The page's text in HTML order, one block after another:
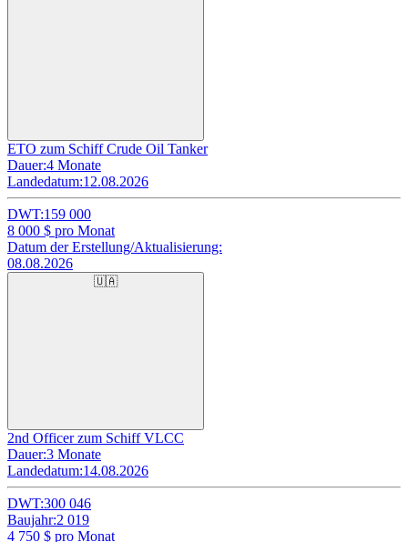
ETO zum Schiff Crude Oil Tanker
Dauer:4 Monate
Landedatum:12.08.2026
DWT:159 000
8 000 $ pro Monat
Datum der Erstellung/Aktualisierung:
08.08.2026
🇺🇦
2nd Officer zum Schiff VLCC
Dauer:3 Monate
Landedatum:14.08.2026
DWT:300 046
Baujahr:2 019
4 750 $ pro Monat